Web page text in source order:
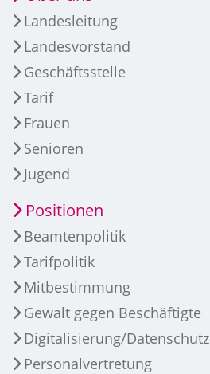
Landesleitung
Landesvorstand
Geschäftsstelle
Tarif
Frauen
Senioren
Jugend
Positionen
Beamtenpolitik
Tarifpolitik
Mitbestimmung
Gewalt gegen Beschäftigte
Digitalisierung/Datenschutz
Personalvertretung